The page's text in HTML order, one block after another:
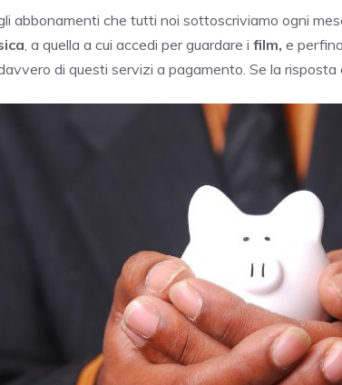
abbonamenti che tutti noi sottoscriviamo ogni
, a quella a cui accedi per guardare i film, e
di questi servizi a pagamento. Se la risposta